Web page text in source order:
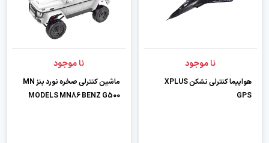
نا موجود
هواپیما کنترلی نشکن XPLUS
GPS
نا موجود
ماشین کنترلی صخره نورد بنز MN
MODELS MN86 BENZ G500